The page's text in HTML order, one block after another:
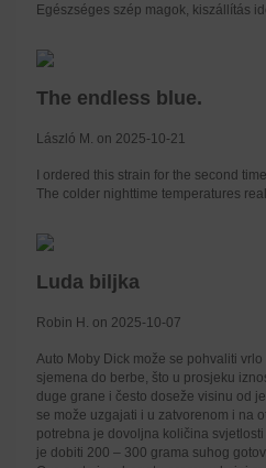
Egészséges szép magok, kiszállítás
The endless blue.
László M. on 2025-10-21
I ordered this strain for the second
The colder nighttime temperatures
Luda biljka
Robin H. on 2025-10-07
Auto Moby Dick može se pohvaliti
sjemena do berbe, što u prosjeku
duge grane i često doseže visinu od
se može uzgajati i u zatvorenom i na
potrebna je dovoljna količina
je dobiti 200 – 300 grama suhog